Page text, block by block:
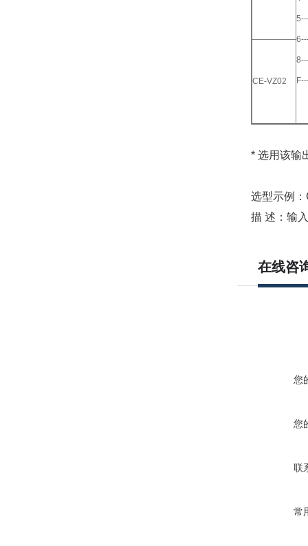
CE-VZ02
* 选用该输
选型示例
描 述：输
在线咨
您
您
联
常